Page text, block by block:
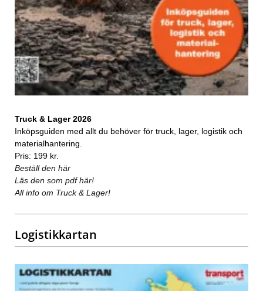
Truck & Lager 2026
Inköpsguiden med allt du behöver för truck, lager, logistik och
materialhantering.
Pris: 199 kr.
Beställ den här
Läs den som pdf här!
All info om Truck & Lager!
Logistikkartan